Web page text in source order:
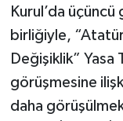
Kurul’da
birliğiyle,
Değişiklik” Yasa
görüşmesine
daha